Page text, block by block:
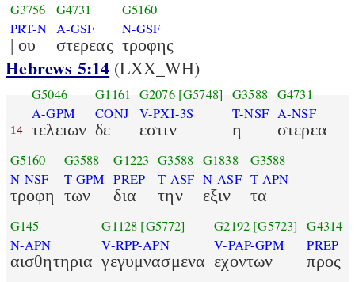
G3756
PRT-N
| ου
G4731
A-GSF
στερεας
G5160
N-GSF
τροφης
Hebrews 5:14 (LXX_WH)
14
G5046
A-GPM
τελειων
G1161
CONJ
δε
G2076 [G5748]
V-PXI-3S
εστιν
G3588
T-NSF
η
G4731
A-NSF
στερεα
G5160
N-NSF
τροφη
G3588
T-GPM
των
G1223
PREP
δια
G3588
T-ASF
την
G1838
N-ASF
εξιν
G3588
T-APN
τα
G145
N-APN
αισθητηρια
G1128 [G5772]
V-RPP-APN
γεγυμνασμενα
G2192 [G5723]
V-PAP-GPM
εχοντων
G4314
PREP
προς